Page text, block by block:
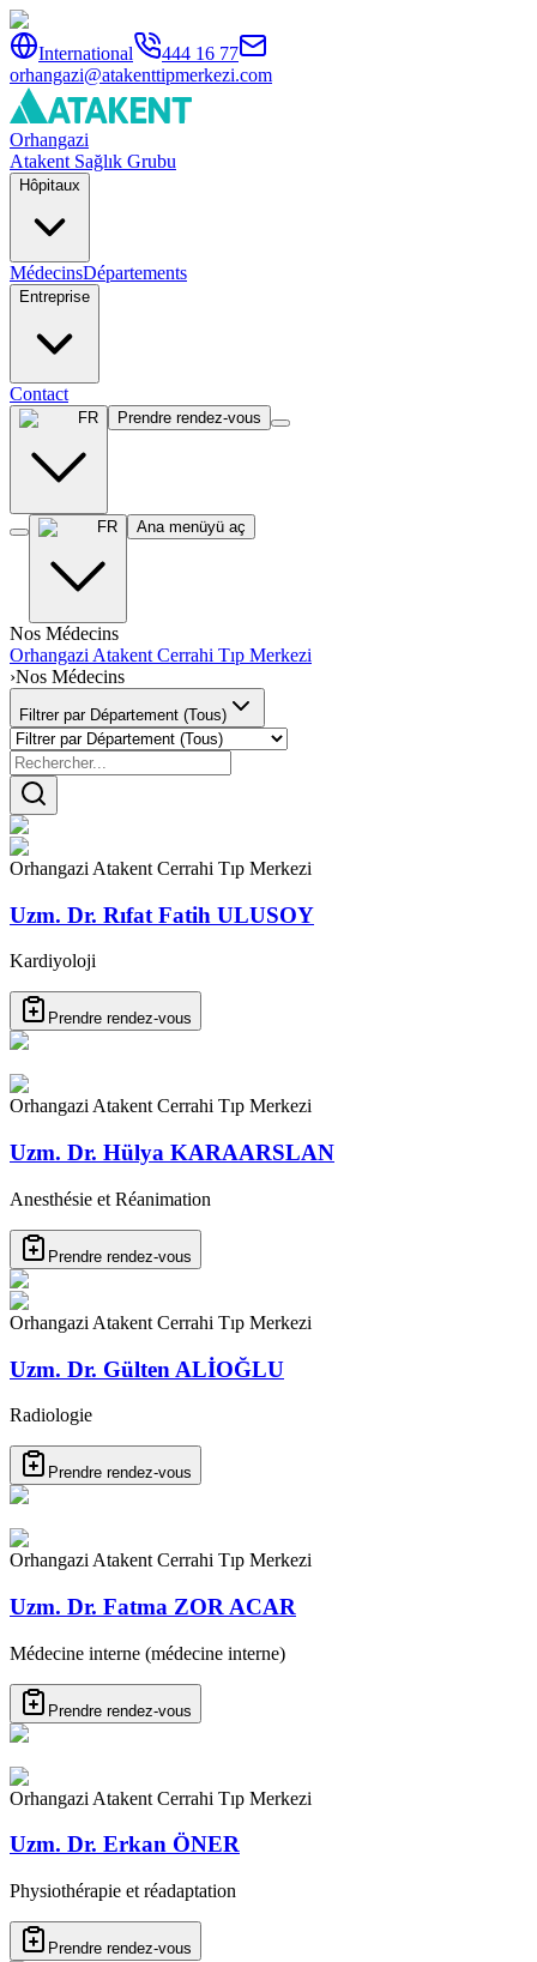
International
444 16 77
orhangazi@atakenttipmerkezi.com
Orhangazi
Atakent Sağlık Grubu
Hôpitaux
MédecinsDépartements
Entreprise
Contact
FR Prendre rendez-vous
FR Ana menüyü aç
Nos Médecins
Orhangazi Atakent Cerrahi Tıp Merkezi
›Nos Médecins
Filtrer par Département (Tous)
Orhangazi Atakent Cerrahi Tıp Merkezi
Uzm. Dr. Rıfat Fatih ULUSOY
Kardiyoloji
Prendre rendez-vous
Orhangazi Atakent Cerrahi Tıp Merkezi
Uzm. Dr. Hülya KARAARSLAN
Anesthésie et Réanimation
Prendre rendez-vous
Orhangazi Atakent Cerrahi Tıp Merkezi
Uzm. Dr. Gülten ALİOĞLU
Radiologie
Prendre rendez-vous
Orhangazi Atakent Cerrahi Tıp Merkezi
Uzm. Dr. Fatma ZOR ACAR
Médecine interne (médecine interne)
Prendre rendez-vous
Orhangazi Atakent Cerrahi Tıp Merkezi
Uzm. Dr. Erkan ÖNER
Physiothérapie et réadaptation
Prendre rendez-vous